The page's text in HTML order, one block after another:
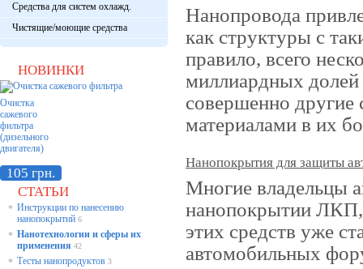
Средства для систем охлажд.
Чистящие/моющие средства
НОВИНКИ
Очистка
сажевого
фильтра
(дизельного
двигателя)
105 грн.
СТАТЬИ
* Инструкции по нанесению
нанопокрытий 6
* Нанотехнологии и сферы их
применения 42
* Тесты нанопродуктов 3
Нанопровода
как структуры с
правило, всего
миллиардных долей
совершенно другие
материалами в их
Нанопокрытия для защиты
Многие владельцы
нанопокрытии ЛКП,
этих средств уже
автомобильных